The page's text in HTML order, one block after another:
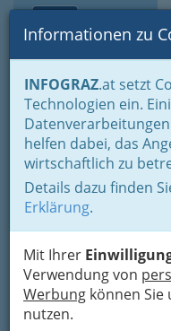
Informationen zu
INFOGRAZ.at setzt
Technologien ein.
helfen dabei, das
wirtschaftlich zu
Details dazu finden
Erklärung.
Mit Ihrer
Verwendung von
Werbung können Sie
nutzen.
Home
Fotos
Jänner bis Dezember -
Erstes Halbjahr 2017
‚Bonjour
Größere Bilder
Lesen Sie bitte die
NonCommercial-
(CC BY-NC-ND 4.0